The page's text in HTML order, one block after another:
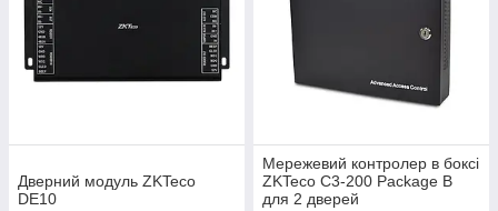
Дверний модуль ZKTeco
DE10
Мережевий контролер в боксі
ZKTeco C3-200 Package B
для 2 дверей